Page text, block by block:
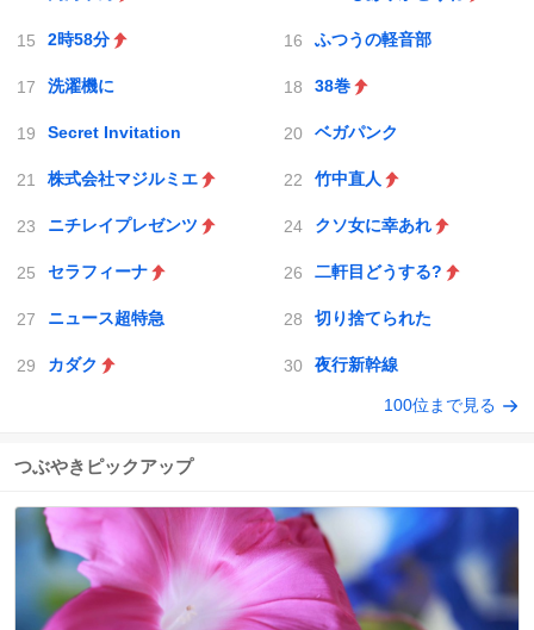
2時58分 ふつうの軽音部
洗濯機に 38巻
Secret Invitation ベガパンク
株式会社マジルミエ 竹中直人
ニチレイプレゼンツ クソ女に幸あれ
セラフィーナ 二軒目どうする?
ニュース超特急 切り捨てられた
カダク 夜行新幹線
100位まで見る
つぶやきピックアップ